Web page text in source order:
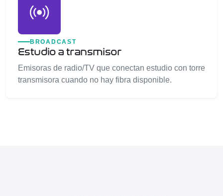
BROADCAST
Estudio a transmisor
Emisoras de radio/TV que conectan estudio con torre
transmisora cuando no hay fibra disponible.